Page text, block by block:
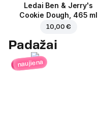
Ledai Ben & Jerry's
Cookie Dough, 465 ml
10,00 €
Padažai
naujiena